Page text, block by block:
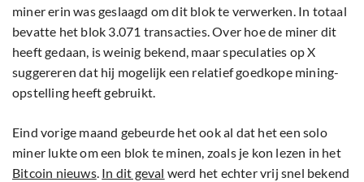
miner erin was geslaagd om dit blok te verwerken. In totaal
bevatte het blok 3.071 transacties. Over hoe de miner dit
heeft gedaan, is weinig bekend, maar speculaties op X
suggereren dat hij mogelijk een relatief goedkope mining-
opstelling heeft gebruikt.
Eind vorige maand gebeurde het ook al dat het een solo
miner lukte om een blok te minen, zoals je kon lezen in het
Bitcoin nieuws. In dit geval werd het echter vrij snel bekend